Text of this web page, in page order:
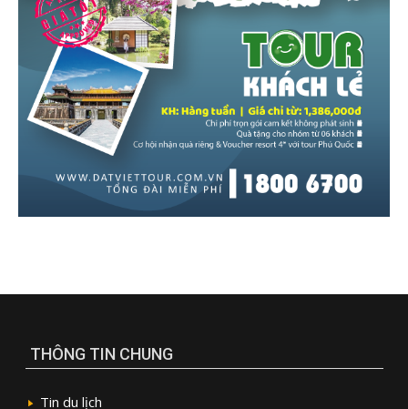
THÔNG TIN CHUNG
Tin du lịch